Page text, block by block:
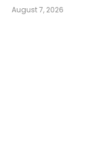
August 7, 2026